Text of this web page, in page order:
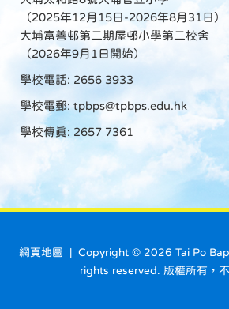
（2025年12月15日-2026年8月31日）
大埔富善邨第二期屋邨小學第二校舍
（2026年9月1日開始）
學校電話: 2656 3933
學校電郵: tpbps@tpbps.edu.hk
學校傳真: 2657 7361
網頁地圖 | Copyright © 2026 Tai Po
rights reserved. 版權所有，不